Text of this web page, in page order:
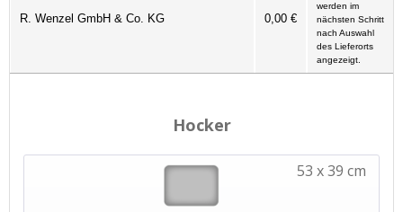
R. Wenzel GmbH & Co. KG 0,00 €
werden im
nächsten Schritt
nach Auswahl
des Lieferorts
angezeigt.